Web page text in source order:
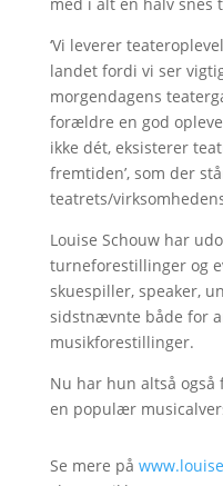
‘Vi leverer
landet fordi vi ser
morgendagens
forældre en god
ikke dét, eksisterer
fremtiden’, som der
teatrets/
Louise Schouw har
turneforestillinger og
skuespiller, speaker,
sidstnævnte både for
musikforestillinger.
Nu har hun altså
en populær
Se mere på